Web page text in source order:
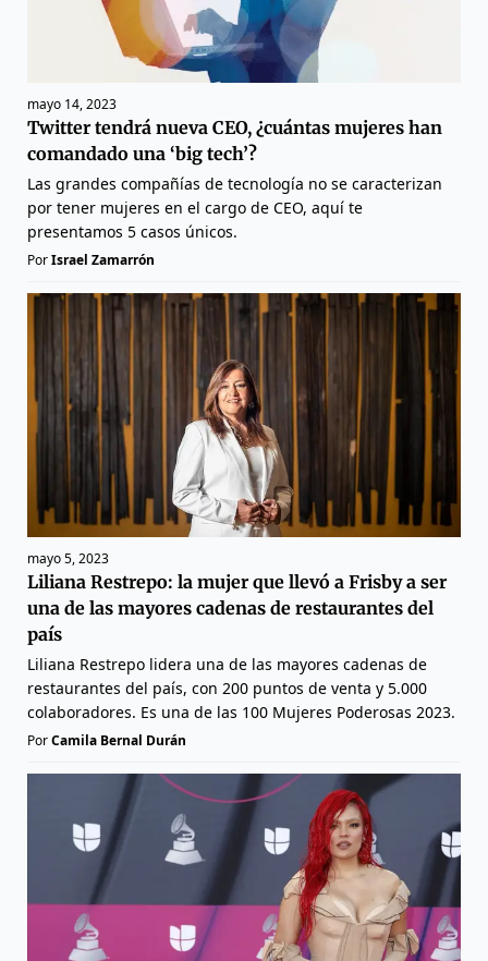
mayo 14, 2023
Twitter tendrá nueva CEO, ¿cuántas mujeres han
comandado una ‘big tech’?
Las grandes compañías de tecnología no se caracterizan
por tener mujeres en el cargo de CEO, aquí te
presentamos 5 casos únicos.
PorIsrael Zamarrón
mayo 5, 2023
Liliana Restrepo: la mujer que llevó a Frisby a ser
una de las mayores cadenas de restaurantes del
país
Liliana Restrepo lidera una de las mayores cadenas de
restaurantes del país, con 200 puntos de venta y 5.000
colaboradores. Es una de las 100 Mujeres Poderosas 2023.
PorCamila Bernal Durán